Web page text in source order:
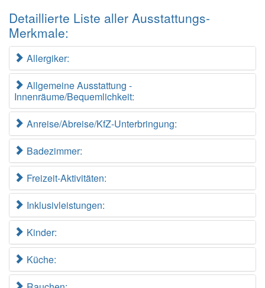
Detaillierte Liste aller Ausstattungs-
Merkmale:
Allergiker:
Allgemeine Ausstattung -
Innenräume/Bequemlichkeit:
Anreise/Abreise/KfZ-Unterbringung:
Badezimmer:
Freizeit-Aktivitäten:
Inklusivleistungen:
Kinder:
Küche: